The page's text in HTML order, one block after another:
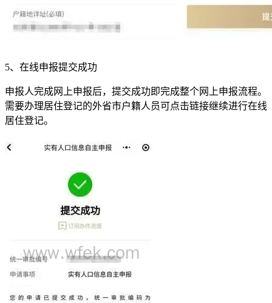
5、在线申报提交成功
申报人完成网上申报后，提交成功即完成整个网上申报流程。
需要办理居住登记的外省市户籍人员可点击链接继续进行在线
居住登记。